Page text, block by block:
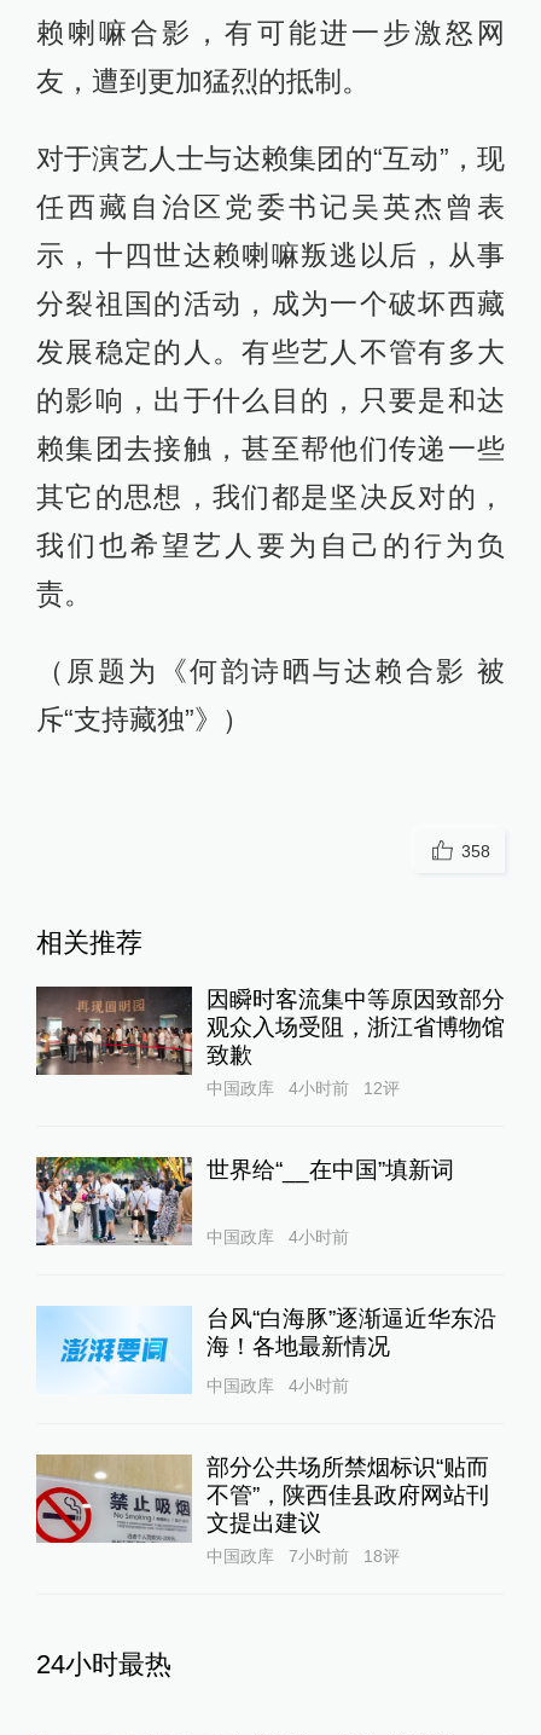
赖喇嘛合影，有可能进一步激怒网
友，遭到更加猛烈的抵制。
对于演艺人士与达赖集团的“互动”，现
任西藏自治区党委书记吴英杰曾表
示，十四世达赖喇嘛叛逃以后，从事
分裂祖国的活动，成为一个破坏西藏
发展稳定的人。有些艺人不管有多大
的影响，出于什么目的，只要是和达
赖集团去接触，甚至帮他们传递一些
其它的思想，我们都是坚决反对的，
我们也希望艺人要为自己的行为负
责。
（原题为《何韵诗晒与达赖合影 被
斥“支持藏独”》）
358
相关推荐
因瞬时客流集中等原因致部分
观众入场受阻，浙江省博物馆
致歉
中国政库 4小时前 12评
世界给“__在中国”填新词
中国政库 4小时前
台风“白海豚”逐渐逼近华东沿
海！各地最新情况
中国政库 4小时前
部分公共场所禁烟标识“贴而
不管”，陕西佳县政府网站刊
文提出建议
中国政库 7小时前 18评
24小时最热